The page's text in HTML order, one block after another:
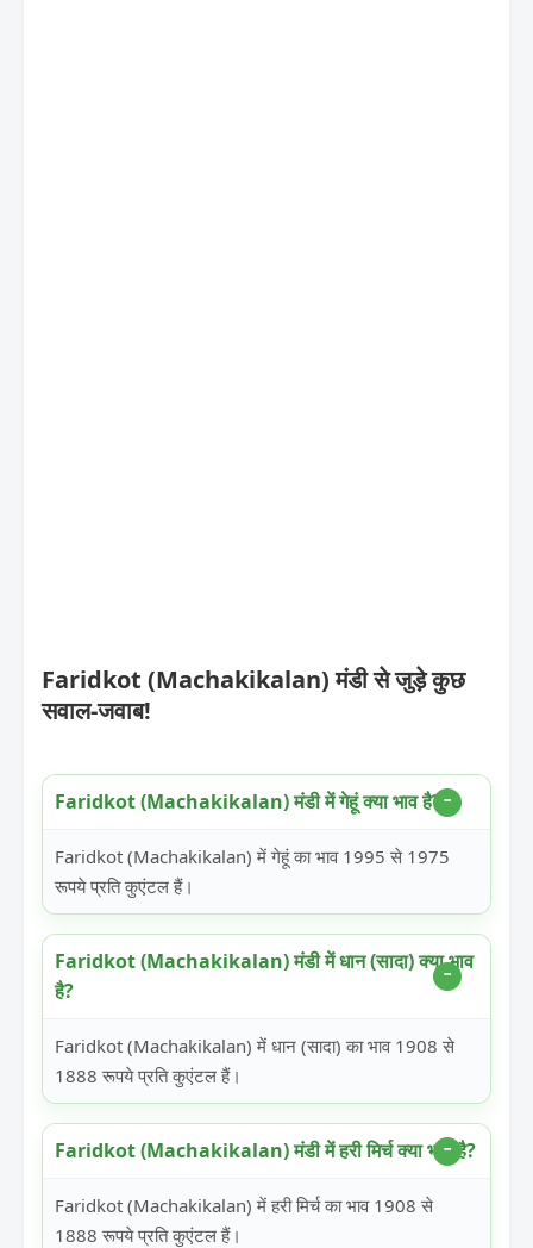
Faridkot (Machakikalan) मंडी से जुड़े कुछ
सवाल-जवाब!
Faridkot (Machakikalan) मंडी में गेहूं क्या भाव है?
Faridkot (Machakikalan) में गेहूं का भाव 1995 से 1975
रूपये प्रति कुएंटल हैं।
Faridkot (Machakikalan) मंडी में धान (सादा) क्या भाव
है?
Faridkot (Machakikalan) में धान (सादा) का भाव 1908 से
1888 रूपये प्रति कुएंटल हैं।
Faridkot (Machakikalan) मंडी में हरी मिर्च क्या भाव है?
Faridkot (Machakikalan) में हरी मिर्च का भाव 1908 से
1888 रूपये प्रति कुएंटल हैं।